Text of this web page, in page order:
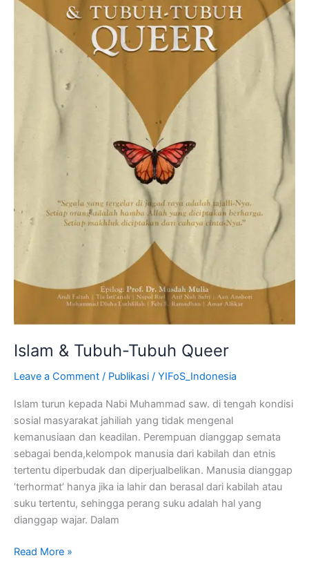
Islam & Tubuh-Tubuh Queer
Leave a Comment / Publikasi / YIFoS_Indonesia
Islam turun kepada Nabi Muhammad saw. di tengah kondisi
sosial masyarakat jahiliah yang tidak mengenal
kemanusiaan dan keadilan. Perempuan dianggap semata
sebagai benda,kelompok manusia dari kabilah dan etnis
tertentu diperbudak dan diperjualbelikan. Manusia dianggap
‘terhormat’ hanya jika ia lahir dan berasal dari kabilah atau
suku tertentu, sehingga perang suku adalah hal yang
dianggap wajar. Dalam
Read More »